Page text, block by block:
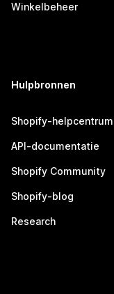
Winkelbeheer
Hulpbronnen
Shopify-helpcentrum
API-documentatie
Shopify Community
Shopify-blog
Research